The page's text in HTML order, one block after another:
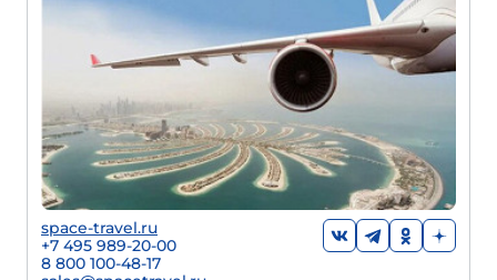
space-travel.ru
+7 495 989-20-00
8 800 100-48-17